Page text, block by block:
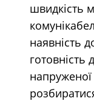
швидкість
наявність